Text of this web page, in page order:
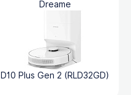
Dreame
D10 Plus Gen 2 (RLD32GD)